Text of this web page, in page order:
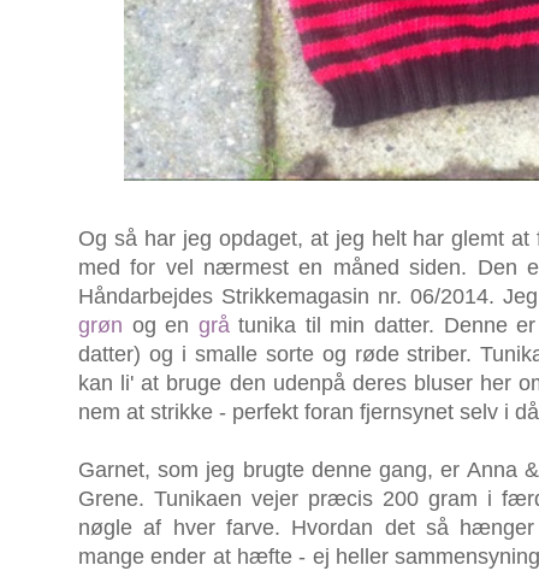
Og så har jeg opdaget, at jeg helt har glemt
med for vel nærmest en måned siden. Den
Håndarbejdes Strikkemagasin nr. 06/2014.
grøn og en grå tunika til min datter. Denne
datter) og i smalle sorte og røde striber.
kan li' at bruge den udenpå deres bluser her
nem at strikke - perfekt foran fjernsynet selv i
Garnet, som jeg brugte denne gang, er Anna
Grene. Tunikaen vejer præcis 200 gram i
nøgle af hver farve. Hvordan det så
mange ender at hæfte - ej heller